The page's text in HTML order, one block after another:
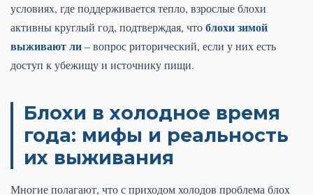
условиях, где поддерживается тепло, взрослые блохи
активны круглый год, подтверждая, чтоблохи зимой
выживают ли– вопрос риторический, если у них есть
доступ к убежищу и источнику пищи.
Блохи в холодное время
года: мифы и реальность
их выживания
Многие полагают, что с приходом холодов проблема блох